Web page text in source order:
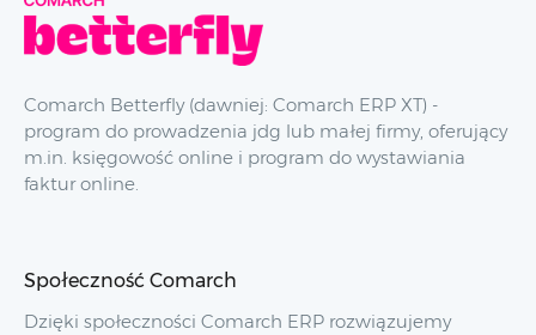
Comarch Betterfly (dawniej: Comarch ERP XT) -
program do prowadzenia jdg lub małej firmy, oferujący
m.in. księgowość online i program do wystawiania
faktur online.
Społeczność Comarch
Dzięki społeczności Comarch ERP rozwiązujemy